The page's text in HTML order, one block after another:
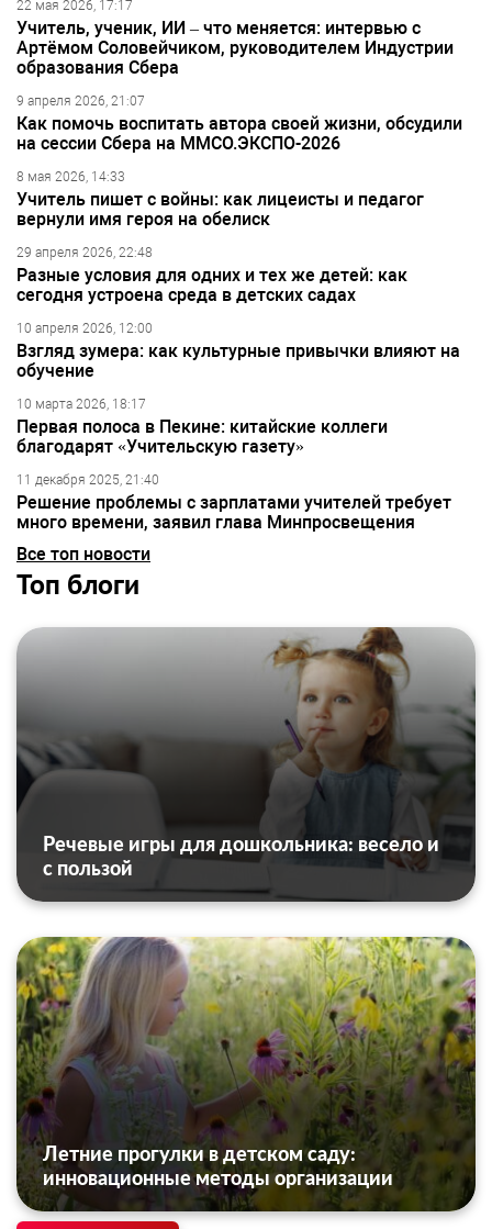
22 мая 2026, 17:17
Учитель, ученик, ИИ – что меняется: интервью с
Артёмом Соловейчиком, руководителем Индустрии
образования Сбера
9 апреля 2026, 21:07
Как помочь воспитать автора своей жизни, обсудили
на сессии Сбера на ММСО.ЭКСПО-2026
8 мая 2026, 14:33
Учитель пишет с войны: как лицеисты и педагог
вернули имя героя на обелиск
29 апреля 2026, 22:48
Разные условия для одних и тех же детей: как
сегодня устроена среда в детских садах
10 апреля 2026, 12:00
Взгляд зумера: как культурные привычки влияют на
обучение
10 марта 2026, 18:17
Первая полоса в Пекине: китайские коллеги
благодарят «Учительскую газету»
11 декабря 2025, 21:40
Решение проблемы с зарплатами учителей требует
много времени, заявил глава Минпросвещения
Все топ новости
Топ блоги
Речевые игры для дошкольника: весело и
с пользой
Летние прогулки в детском саду:
инновационные методы организации